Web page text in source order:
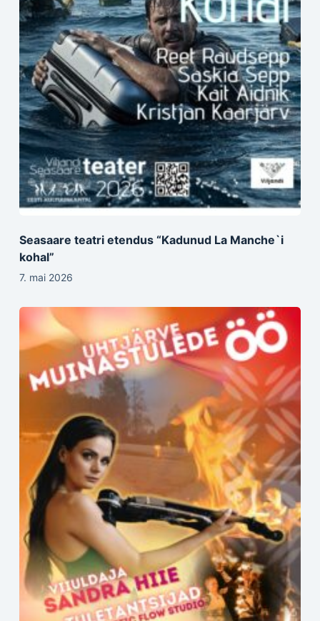
Seasaare teatri etendus “Kadunud La Manche`i
kohal”
7. mai 2026